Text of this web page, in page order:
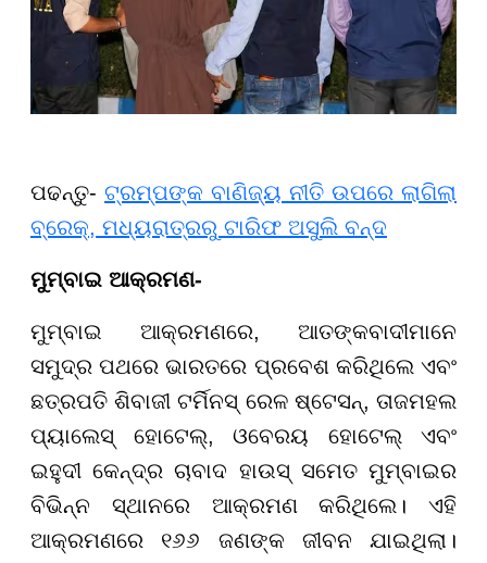
ପଢନ୍ତୁ- ଟ୍ରମ୍ପଙ୍କ ବାଣିଜ୍ୟ ନୀତି ଉପରେ ଲାଗିଲା
ବ୍ରେକ୍, ମଧ୍ୟରାତ୍ରରୁ ଟାରିଫ ଅସୁଲି ବନ୍ଦ
ମୁମ୍ବାଇ ଆକ୍ରମଣ-
ମୁମ୍ବାଇ ଆକ୍ରମଣରେ, ଆତଙ୍କବାଦୀମାନେ
ସମୁଦ୍ର ପଥରେ ଭାରତରେ ପ୍ରବେଶ କରିଥିଲେ ଏବଂ
ଛତ୍ରପତି ଶିବାଜୀ ଟର୍ମିନସ୍ ରେଳ ଷ୍ଟେସନ୍, ତାଜମହଲ
ପ୍ୟାଲେସ୍ ହୋଟେଲ୍, ଓବେରୟ ହୋଟେଲ୍ ଏବଂ
ଇହୁଦୀ କେନ୍ଦ୍ର ଚାବାଦ ହାଉସ୍ ସମେତ ମୁମ୍ବାଇର
ବିଭିନ୍ନ ସ୍ଥାନରେ ଆକ୍ରମଣ କରିଥିଲେ। ଏହି
ଆକ୍ରମଣରେ ୧୬୬ ଜଣଙ୍କ ଜୀବନ ଯାଇଥିଲା।